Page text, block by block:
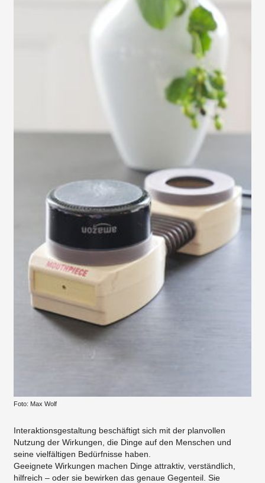
Foto: Max Wolf
Interaktionsgestaltung beschäftigt sich mit der planvollen
Nutzung der Wirkungen, die Dinge auf den Menschen und
seine vielfältigen Bedürfnisse haben.
Geeignete Wirkungen machen Dinge attraktiv, verständlich,
hilfreich – oder sie bewirken das genaue Gegenteil. Sie